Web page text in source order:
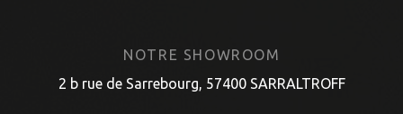
NOTRE SHOWROOM
2 b rue de Sarrebourg, 57400 SARRALTROFF